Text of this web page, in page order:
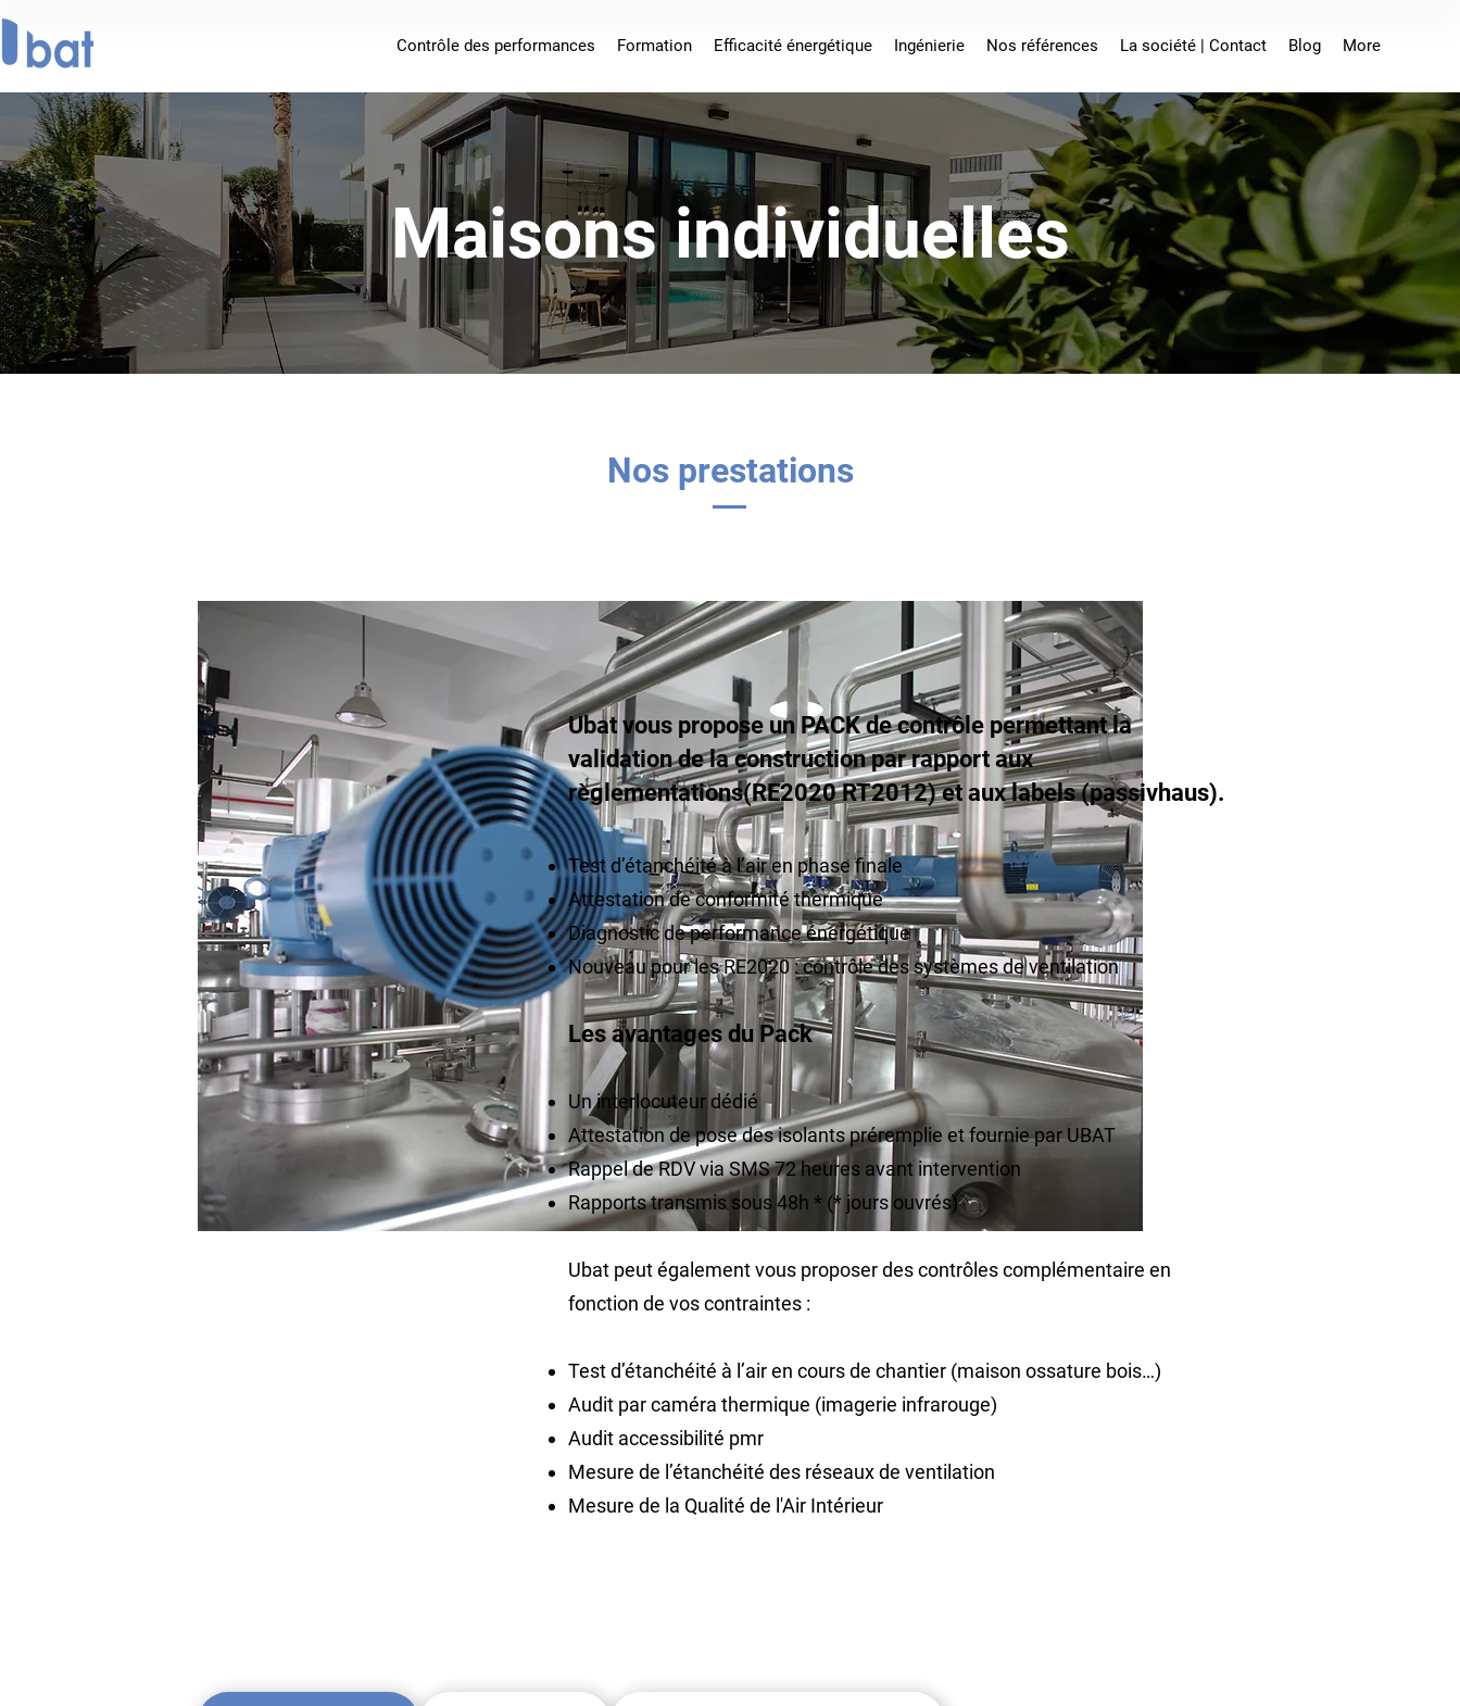
Contrôle des performances Formation Efficacité énergétique Ingénierie Nos références La société | Contact Blog More
Maisons individuelles
Nos prestations
Ubat vous propose un PACK de contrôle permettant la
validation de la construction par rapport aux
règlementations(RE2020 RT2012) et aux labels (passivhaus).
Test d’étanchéité à l’air en phase finale
Attestation de conformité thermique
Diagnostic de performance énergétique
Nouveau pour les RE2020 : contrôle des systèmes de ventilation
Les avantages du Pack
Un interlocuteur dédié
Attestation de pose des isolants préremplie et fournie par UBAT
Rappel de RDV via SMS 72 heures avant intervention
Rapports transmis sous 48h * (* jours ouvrés)
Ubat peut également vous proposer des contrôles complémentaire en
fonction de vos contraintes :
Test d’étanchéité à l’air en cours de chantier (maison ossature bois…)
Audit par caméra thermique (imagerie infrarouge)
Audit accessibilité pmr
Mesure de l’étanchéité des réseaux de ventilation
Mesure de la Qualité de l'Air Intérieur